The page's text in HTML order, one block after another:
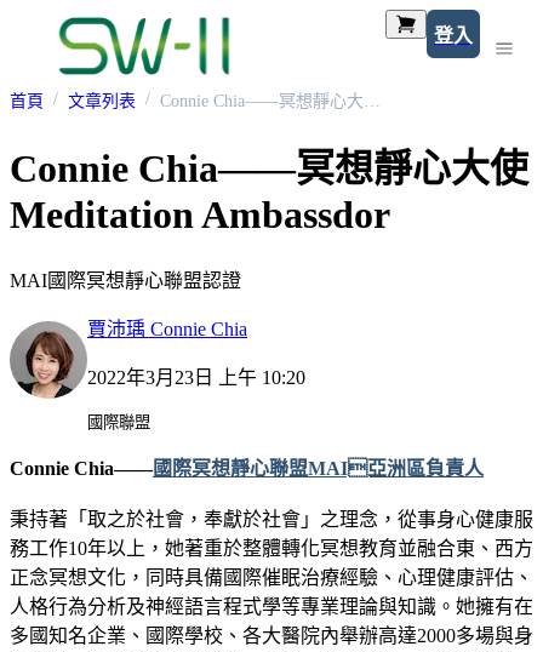
登入
首頁 文章列表 Connie Chia——冥想靜心大使 Meditation Ambassdor
Connie Chia——冥想靜心大使
Meditation Ambassdor
MAI國際冥想靜心聯盟認證
賈沛瑀 Connie Chia
2022年3月23日 上午 10:20
國際聯盟
Connie Chia——國際冥想靜心聯盟MAI亞洲區負責人
秉持著「取之於社會，奉獻於社會」之理念，從事身心健康服
務工作10年以上，她著重於整體轉化冥想教育並融合東、西方
正念冥想文化，同時具備國際催眠治療經驗、心理健康評估、
人格行為分析及神經語言程式學等專業理論與知識。她擁有在
多國知名企業、國際學校、各大醫院內舉辦高達2000多場與身